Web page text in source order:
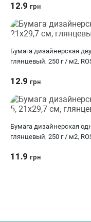
12.9 грн
Бумага дизайнерская
глянцевый, 250 г / м2,
12.9 грн
Бумага дизайнерская
глянцевый, 250 г / м2,
11.9 грн